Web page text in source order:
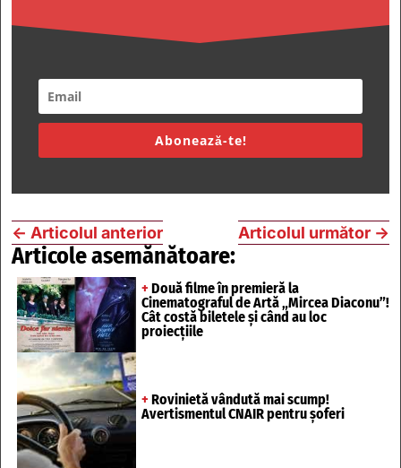
Abonează-te!
← Articolul anterior Articolul următor →
Articole asemănătoare:
+ Două filme în premieră la
Cinematograful de Artă „Mircea Diaconu”!
Cât costă biletele și când au loc
proiecțiile
+ Rovinietă vândută mai scump!
Avertismentul CNAIR pentru șoferi